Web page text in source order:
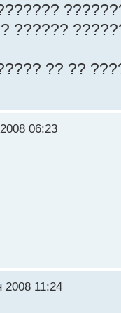
??????
?? ??
06:23
2008 11:24